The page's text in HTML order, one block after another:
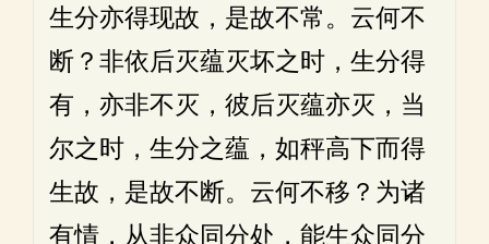
生分亦得现故，是故不常。云何不
断？非依后灭蕴灭坏之时，生分得
有，亦非不灭，彼后灭蕴亦灭，当
尔之时，生分之蕴，如秤高下而得
生故，是故不断。云何不移？为诸
有情，从非众同分处，能生众同分